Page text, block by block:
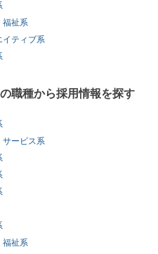
福祉系
イティブ系
職種から採用情報を探す
サービス系
福祉系